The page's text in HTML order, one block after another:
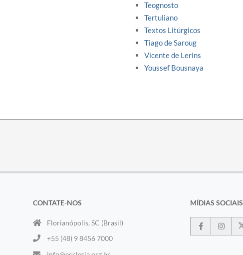
Teognosto
Tertuliano
Textos Litúrgicos
Tiago de Saroug
Vicente de Lerins
Youssef Bousnaya
CONTATE-NOS
Florianópolis, SC (Brasil)
+55 (48) 9 8456 7000
MÍDIAS SOCIAIS